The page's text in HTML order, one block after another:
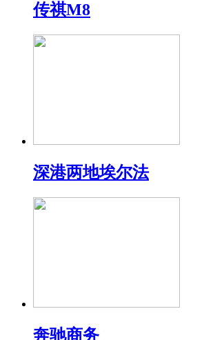
传祺M8
深港两地埃尔法
奔驰商务